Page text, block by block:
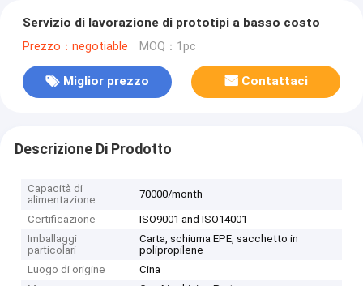
Servizio di lavorazione di prototipi a basso costo
Prezzo：negotiable MOQ：1pc
Miglior prezzo Contattaci
Descrizione Di Prodotto
Capacità di
alimentazione
70000/month
Certificazione
ISO9001 and ISO14001
Imballaggi
particolari
Carta, schiuma EPE, sacchetto in
polipropilene
Luogo di origine
Cina